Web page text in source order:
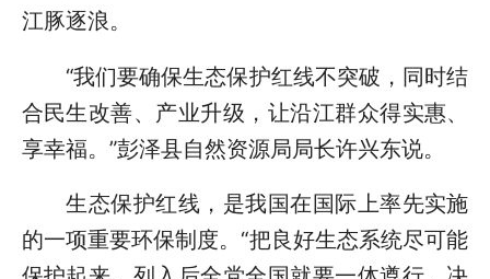
江豚逐浪。
“我们要确保生态保护红线不突破，同时结
合民生改善、产业升级，让沿江群众得实惠、
享幸福。”彭泽县自然资源局局长许兴东说。
生态保护红线，是我国在国际上率先实施
的一项重要环保制度。“把良好生态系统尽可能